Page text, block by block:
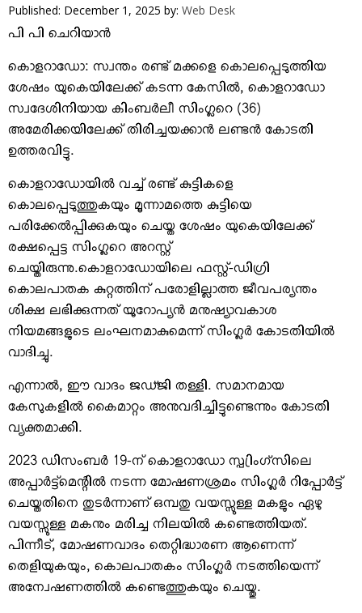
VIDEOS
YOUR SAY
KARSHAKAN
TOURS & TRAVEL
GREETINGS
CLASSIFIEDS
OBITUARY
Published: December 1, 2025 by: Web Desk
പി പി ചെറിയാന്‍
കൊളറാഡോ: സ്വന്തം രണ്ട് മക്കളെ കൊലപ്പെടുത്തിയ
ശേഷം യുകെയിലേക്ക് കടന്ന കേസില്‍, കൊളറാഡോ
സ്വദേശിനിയായ കിംബര്‍ലീ സിംഗ്ലറെ (36)
അമേരിക്കയിലേക്ക് തിരിച്ചയക്കാന്‍ ലണ്ടന്‍ കോടതി
ഉത്തരവിട്ടു.
കൊളറാഡോയില്‍ വച്ച് രണ്ട് കുട്ടികളെ
കൊലപ്പെടുത്തുകയും മൂന്നാമത്തെ കുട്ടിയെ
പരിക്കേല്‍പ്പിക്കുകയും ചെയ്ത ശേഷം യുകെയിലേക്ക്
രക്ഷപ്പെട്ട സിംഗ്ലറെ അറസ്റ്റ്
ചെയ്തിരുന്നു.കൊളറാഡോയിലെ ഫസ്റ്റ്-ഡിഗ്രി
കൊലപാതക കുറ്റത്തിന് പരോളില്ലാത്ത ജീവപര്യന്തം
ശിക്ഷ ലഭിക്കുന്നത് യൂറോപ്യന്‍ മനുഷ്യാവകാശ
നിയമങ്ങളുടെ ലംഘനമാകുമെന്ന് സിംഗ്ലര്‍ കോടതിയില്‍
വാദിച്ചു.
എന്നാല്‍, ഈ വാദം ജഡ്ജി തള്ളി. സമാനമായ
കേസുകളില്‍ കൈമാറ്റം അനുവദിച്ചിട്ടുണ്ടെന്നും കോടതി
വ്യക്തമാക്കി.
2023 ഡിസംബര്‍ 19-ന് കൊളറാഡോ സ്പ്രിംഗ്സിലെ
അപ്പാര്‍ട്ട്മെന്റില്‍ നടന്ന മോഷണശ്രമം സിംഗ്ലര്‍ റിപ്പോര്‍ട്ട്
ചെയ്തതിനെ തുടര്‍ന്നാണ് ഒമ്പതു വയസ്സുള്ള മകളും ഏഴു
വയസ്സുള്ള മകനും മരിച്ച നിലയില്‍ കണ്ടെത്തിയത്.
പിന്നീട്, മോഷണവാദം തെറ്റിദ്ധാരണ ആണെന്ന്
തെളിയുകയും, കൊലപാതകം സിംഗ്ലര്‍ നടത്തിയെന്ന്
അന്വേഷണത്തില്‍ കണ്ടെത്തുകയും ചെയ്തു.